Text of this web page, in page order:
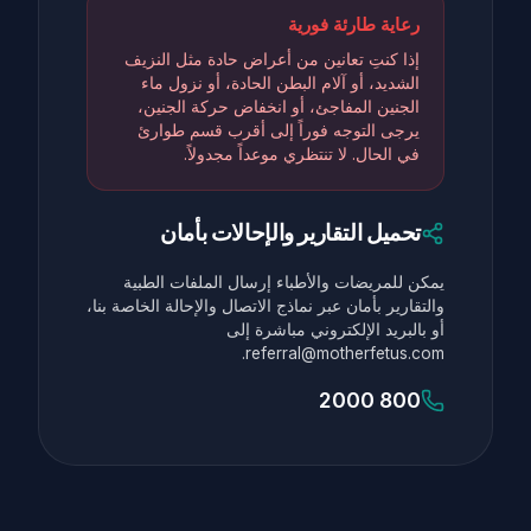
رعاية طارئة فورية
إذا كنتِ تعانين من أعراض حادة مثل النزيف
الشديد، أو آلام البطن الحادة، أو نزول ماء
الجنين المفاجئ، أو انخفاض حركة الجنين،
يرجى التوجه فوراً إلى أقرب قسم طوارئ
في الحال. لا تنتظري موعداً مجدولاً.
تحميل التقارير والإحالات بأمان
يمكن للمريضات والأطباء إرسال الملفات الطبية
والتقارير بأمان عبر نماذج الاتصال والإحالة الخاصة بنا،
أو بالبريد الإلكتروني مباشرة إلى
referral@motherfetus.com.
800 2000